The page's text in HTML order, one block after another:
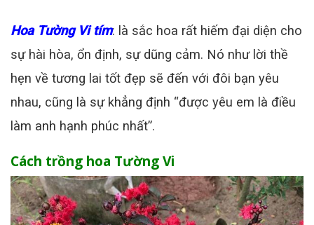
Hoa Tường Vi tím: là sắc hoa rất hiếm đại diện cho
sự hài hòa, ổn định, sự dũng cảm. Nó như lời thề
hẹn về tương lai tốt đẹp sẽ đến với đôi bạn yêu
nhau, cũng là sự khẳng định “được yêu em là điều
làm anh hạnh phúc nhất”.
Cách trồng hoa Tường Vi